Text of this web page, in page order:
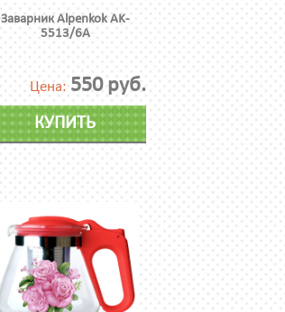
Заварник Alpenkok AK-
5513/6А
Цена: 550 руб.
КУПИТЬ